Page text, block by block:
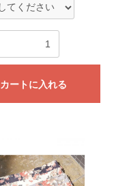
カートに入れる